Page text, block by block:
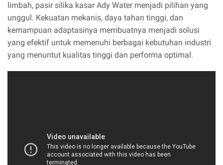
limbah, pasir silika kasar Ady Water menjadi pilihan yang
unggul. Kekuatan mekanis, daya tahan tinggi, dan
kemampuan adaptasinya membuatnya menjadi solusi
yang efektif untuk memenuhi berbagai kebutuhan industri
yang menuntut kualitas tinggi dan performa optimal.